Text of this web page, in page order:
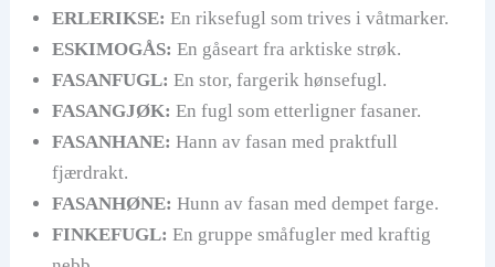
ERLERIKSE: En riksefugl som trives i våtmarker.
ESKIMOGÅS: En gåseart fra arktiske strøk.
FASANFUGL: En stor, fargerik hønsefugl.
FASANGJØK: En fugl som etterligner fasaner.
FASANHANE: Hann av fasan med praktfull
fjærdrakt.
FASANHØNE: Hunn av fasan med dempet farge.
FINKEFUGL: En gruppe småfugler med kraftig